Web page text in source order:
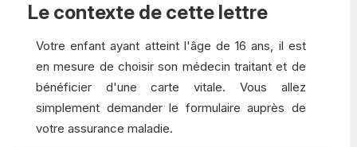
Le contexte de cette lettre
Votre enfant ayant atteint l'âge de 16 ans, il est
en mesure de choisir son médecin traitant et de
bénéficier d'une carte vitale. Vous allez
simplement demander le formulaire auprès de
votre assurance maladie.